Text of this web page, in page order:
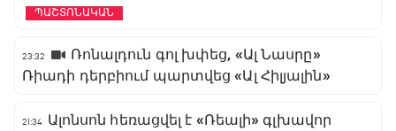
ՊԱՇՏՈՆԱԿԱՆ
23:32
Ռոնալդուն գոլ խփեց, «Ալ Նասրը»
Ռիադի դերբիում պարտվեց «Ալ Հիլյալին»
21:34 Ալոնսոն հեռացվել է «Ռեալի» գլխավոր